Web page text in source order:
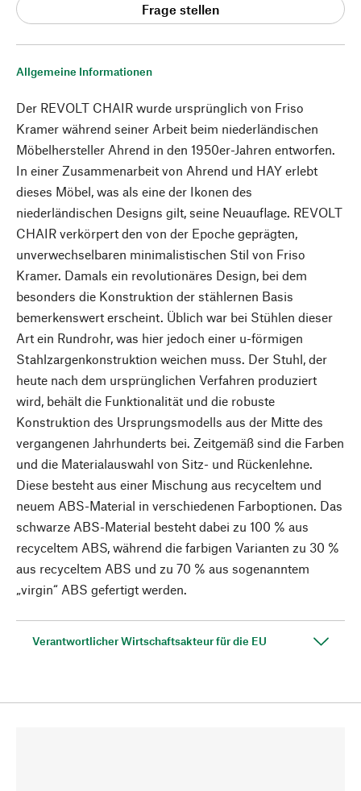
Allgemeine Informationen
Der REVOLT CHAIR wurde ursprünglich von Friso
Kramer während seiner Arbeit beim niederländischen
Möbelhersteller Ahrend in den 1950er-Jahren entworfen.
In einer Zusammenarbeit von Ahrend und HAY erlebt
dieses Möbel, was als eine der Ikonen des
niederländischen Designs gilt, seine Neuauflage. REVOLT
CHAIR verkörpert den von der Epoche geprägten,
unverwechselbaren minimalistischen Stil von Friso
Kramer. Damals ein revolutionäres Design, bei dem
besonders die Konstruktion der stählernen Basis
bemerkenswert erscheint. Üblich war bei Stühlen dieser
Art ein Rundrohr, was hier jedoch einer u-förmigen
Stahlzargenkonstruktion weichen muss. Der Stuhl, der
heute nach dem ursprünglichen Verfahren produziert
wird, behält die Funktionalität und die robuste
Konstruktion des Ursprungsmodells aus der Mitte des
vergangenen Jahrhunderts bei. Zeitgemäß sind die Farben
und die Materialauswahl von Sitz- und Rückenlehne.
Diese besteht aus einer Mischung aus recyceltem und
neuem ABS-Material in verschiedenen Farboptionen. Das
schwarze ABS-Material besteht dabei zu 100 % aus
recyceltem ABS, während die farbigen Varianten zu 30 %
aus recyceltem ABS und zu 70 % aus sogenanntem
„virgin“ ABS gefertigt werden.
Verantwortlicher Wirtschaftsakteur für die EU
Frage stellen